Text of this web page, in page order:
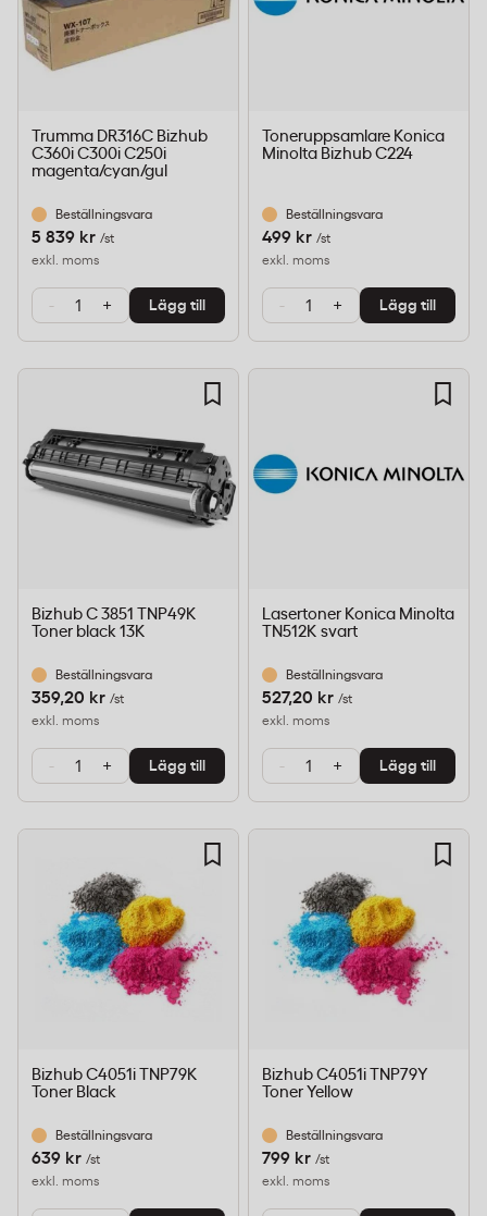
Trumma DR316C Bizhub
C360i C300i C250i
magenta/cyan/gul
Beställningsvara
5 839 kr /st
exkl. moms
- + Lägg till
Toneruppsamlare Konica
Minolta Bizhub C224
Beställningsvara
499 kr /st
exkl. moms
- + Lägg till
Bizhub C 3851 TNP49K
Toner black 13K
Beställningsvara
359,20 kr /st
exkl. moms
- + Lägg till
Lasertoner Konica Minolta
TN512K svart
Beställningsvara
527,20 kr /st
exkl. moms
- + Lägg till
Bizhub C4051i TNP79K
Toner Black
Beställningsvara
639 kr /st
exkl. moms
Bizhub C4051i TNP79Y
Toner Yellow
Beställningsvara
799 kr /st
exkl. moms